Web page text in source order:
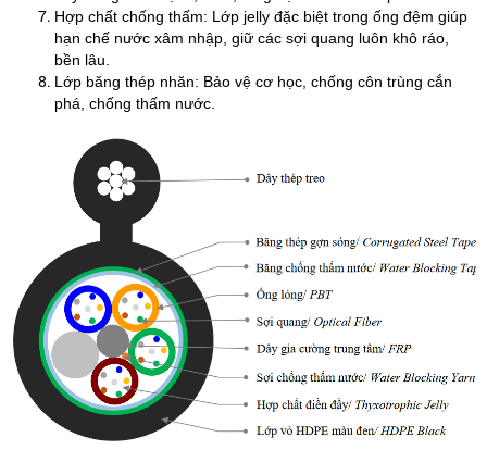
Hợp chất chống thấm: Lớp jelly đặc biệt trong ống đệm giúp
hạn chế nước xâm nhập, giữ các sợi quang luôn khô ráo,
bền lâu.
Lớp băng thép nhăn: Bảo vệ cơ học, chống côn trùng cắn
phá, chống thấm nước.